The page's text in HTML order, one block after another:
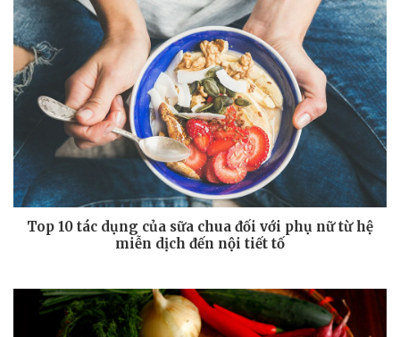
Top 10 tác dụng của sữa chua đối với phụ nữ từ hệ
miễn dịch đến nội tiết tố